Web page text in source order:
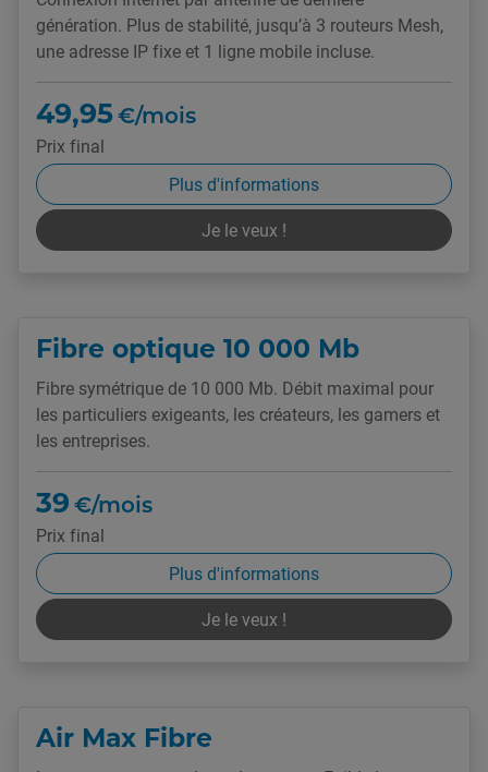
génération. Plus de stabilité, jusqu’à 3 routeurs Mesh,
une adresse IP fixe et 1 ligne mobile incluse.
49,95 €/mois
Prix final
Plus d'informations
Je le veux !
Fibre optique 10 000 Mb
Fibre symétrique de 10 000 Mb. Débit maximal pour
les particuliers exigeants, les créateurs, les gamers et
les entreprises.
39 €/mois
Prix final
Plus d'informations
Je le veux !
Air Max Fibre